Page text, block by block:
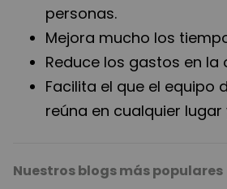
personas.
Mejora mucho los
Reduce los gastos en la
Facilita el que el equipo
reúna en cualquier
Nuestros blogs más populares